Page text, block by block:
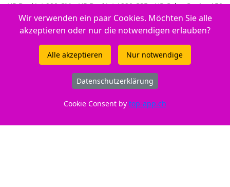
HP DeskJet 990 CM - HP DeskJet 1220 CSE - HP Color Copier 150
- HP OfficeJet G 85 - HP DesignJet 755 CM - HP OfficeJet R 40 XI -
HP DeskJet 1220 CXI - - HP DeskJet 970 CSE - HP OfficeJet K 80 -
HP PhotoSmart 1100 XI - HP OfficeJet R 45 - HP DeskJet 855 C -
HP OfficeJet R 80 XI - HP DeskJet 1120 C - HP DesignJet 750 Plus
- HP OfficeJet T 65 - HP DeskJet 855 CXI - HP DeskJet 1000 CXI -
HP Color Copier 110 - HP OfficeJet T 65 XI - HP DeskJet 895 CXI -
HP DeskJet 895 CSE - HP Color Copier 260 - HP DeskJet 870 CSE -
HP DeskJet 980 CXI - HP PhotoSmart 1000 - HP DeskJet 870 CXI -
Wir verwenden ein paar Cookies. Möchten Sie alle
akzeptieren oder nur die notwendigen erlauben?
Alle akzeptieren Nur notwendige
Datenschutzerklärung
Cookie Consent by top-app.ch